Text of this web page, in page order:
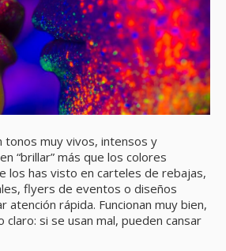
tonos muy vivos, intensos y
“brillar” más que los colores
los has visto en carteles de rebajas,
flyers de eventos o diseños
atención rápida. Funcionan muy bien,
si se usan mal, pueden cansar